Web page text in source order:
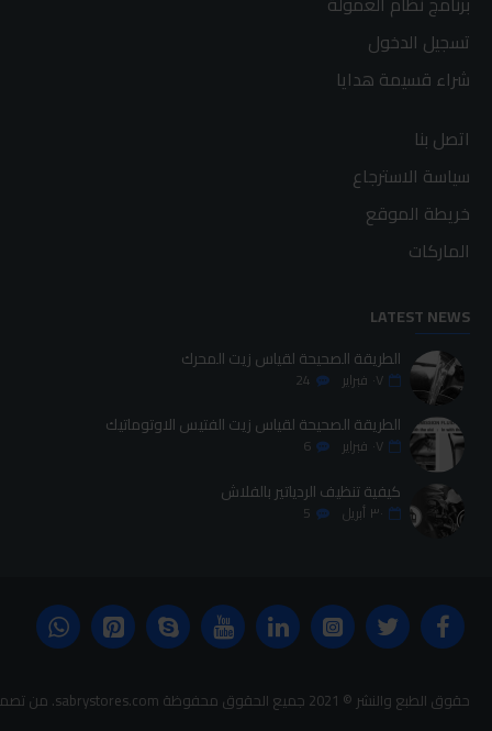
تسجيل الدخول
شراء قسيمة هدايا
اتصل بنا
سياسة الاسترجاع
خريطة الموقع
الماركات
LATEST NEWS
الطريقة الصحيحة لقياس زيت المحرك
٠٧ فبراير 24
الطريقة الصحيحة لقياس زيت الفتيس الاوتوماتيك
٠٧ فبراير 6
كيفية تنظيف الردياتير بالفلاش
٣٠ أبريل 5
حقوق الطبع والنشر © 2021 جميع الحقوق محفوظة sabrystores.com. من تصميم-